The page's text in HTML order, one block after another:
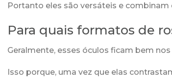
Portanto eles são versáteis e
Para quais formatos de
Geralmente, esses óculos ficam bem
Isso porque, uma vez que elas